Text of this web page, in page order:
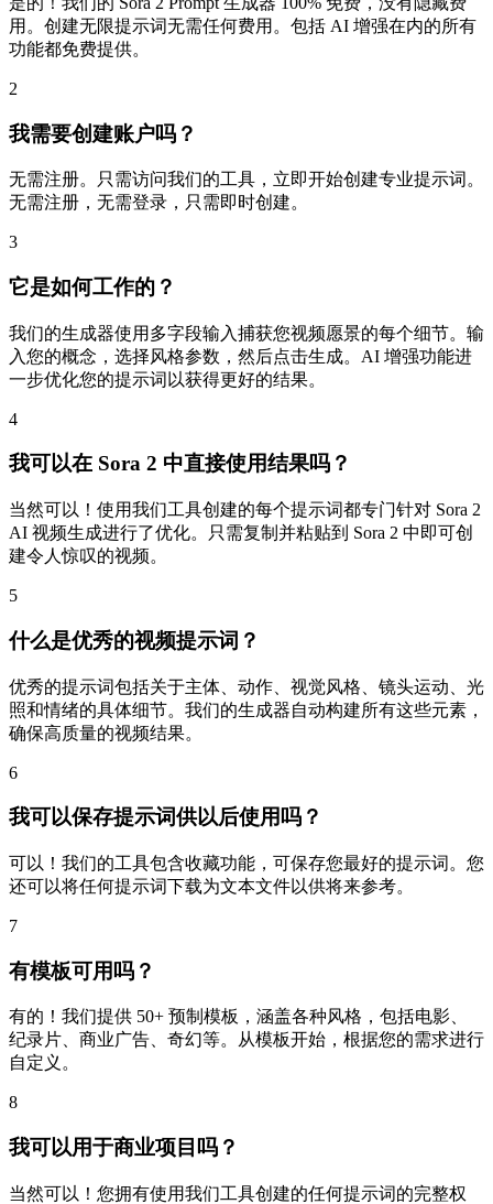
用。创建无限提示词无需任何费用。包括 AI 增强在内的所有
功能都免费提供。
2
我需要创建账户吗？
无需注册。只需访问我们的工具，立即开始创建专业提示词。
无需注册，无需登录，只需即时创建。
3
它是如何工作的？
我们的生成器使用多字段输入捕获您视频愿景的每个细节。输
入您的概念，选择风格参数，然后点击生成。AI 增强功能进
一步优化您的提示词以获得更好的结果。
4
我可以在 Sora 2 中直接使用结果吗？
当然可以！使用我们工具创建的每个提示词都专门针对 Sora 2
AI 视频生成进行了优化。只需复制并粘贴到 Sora 2 中即可创
建令人惊叹的视频。
5
什么是优秀的视频提示词？
优秀的提示词包括关于主体、动作、视觉风格、镜头运动、光
照和情绪的具体细节。我们的生成器自动构建所有这些元素，
确保高质量的视频结果。
6
我可以保存提示词供以后使用吗？
可以！我们的工具包含收藏功能，可保存您最好的提示词。您
还可以将任何提示词下载为文本文件以供将来参考。
7
有模板可用吗？
有的！我们提供 50+ 预制模板，涵盖各种风格，包括电影、
纪录片、商业广告、奇幻等。从模板开始，根据您的需求进行
自定义。
8
我可以用于商业项目吗？
当然可以！您拥有使用我们工具创建的任何提示词的完整权